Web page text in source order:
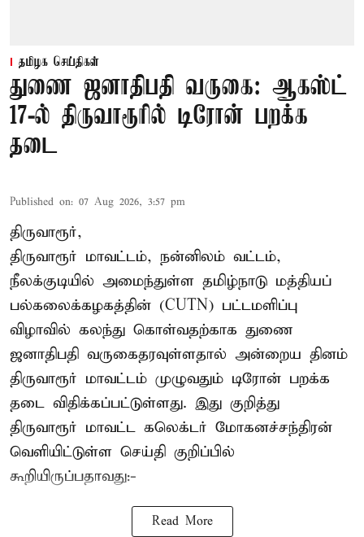
தமிழக செய்திகள்
துணை ஜனாதிபதி வருகை: ஆகஸ்ட்
17-ல் திருவாரூரில் டிரோன் பறக்க
தடை
Published on: 07 Aug 2026, 3:57 pm
திருவாரூர்,
திருவாரூர் மாவட்டம், நன்னிலம் வட்டம்,
நீலக்குடியில் அமைந்துள்ள தமிழ்நாடு மத்தியப்
பல்கலைக்கழகத்தின் (CUTN) பட்டமளிப்பு
விழாவில் கலந்து கொள்வதற்காக துணை
ஜனாதிபதி வருகைதரவுள்ளதால் அன்றைய தினம்
திருவாரூர் மாவட்டம் முழுவதும் டிரோன் பறக்க
தடை விதிக்கப்பட்டுள்ளது. இது குறித்து
திருவாரூர் மாவட்ட கலெக்டர் மோகனச்சந்திரன்
வெளியிட்டுள்ள செய்தி குறிப்பில்
கூறியிருப்பதாவது:-
Read More